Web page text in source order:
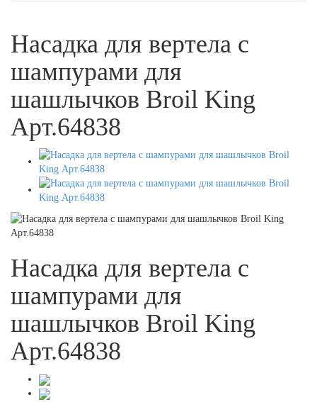
Насадка для вертела с
шампурами для
шашлычков Broil King
Арт.64838
Насадка для вертела с
шампурами для
шашлычков Broil King
Арт.64838